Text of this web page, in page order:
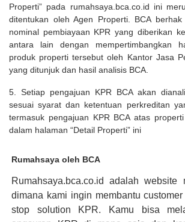
Properti” pada rumahsaya.bca.co.id ini
ditentukan oleh Agen Properti. BCA
nominal pembiayaan KPR yang diberikan
antara lain dengan mempertimbangkan
produk properti tersebut oleh Kantor Jasa
yang ditunjuk dan hasil analisis BCA.
5. Setiap pengajuan KPR BCA akan
sesuai syarat dan ketentuan perkreditan
termasuk pengajuan KPR BCA atas
dalam halaman “Detail Properti” ini
Rumahsaya oleh BCA
Rumahsaya.bca.co.id adalah
dimana kami ingin membantu
stop solution KPR. Kamu bisa